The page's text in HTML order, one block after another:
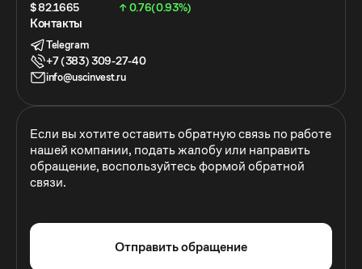
$ 82.1665
↑ 0.76(0.93%)
Контакты
Telegram
+7 (383) 309-27-40
info@uscinvest.ru
Если вы хотите оставить обратную связь по работе
нашей компании, подать жалобу или направить
обращение, воспользуйтесь формой обратной
связи.
Отправить обращение